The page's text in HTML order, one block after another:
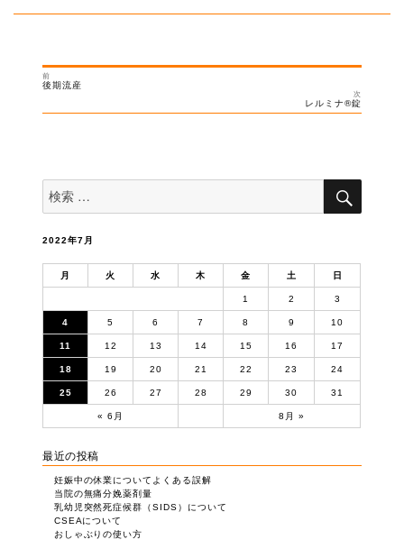
投
ー
シ
ン
前
過
去
投
後期流産
次
の
レルミナ®︎錠
索
対
検
2022年7月
月 火 水 木 金 土 日
« 6月 8月 »
1 2 3
4 5 6 7 8 9 10
11 12 13 14 15 16 17
18 19 20 21 22 23 24
25 26 27 28 29 30 31
最近の投稿
妊娠中の休業についてよくある誤解
当院の無痛分娩薬剤量
乳幼児突然死症候群（SIDS）について
CSEAについて
おしゃぶりの使い方